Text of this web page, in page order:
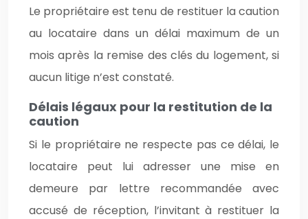
Le propriétaire est tenu de restituer la caution
au locataire dans un délai maximum de un
mois après la remise des clés du logement, si
aucun litige n’est constaté.
Délais légaux pour la restitution de la
caution
Si le propriétaire ne respecte pas ce délai, le
locataire peut lui adresser une mise en
demeure par lettre recommandée avec
accusé de réception, l’invitant à restituer la